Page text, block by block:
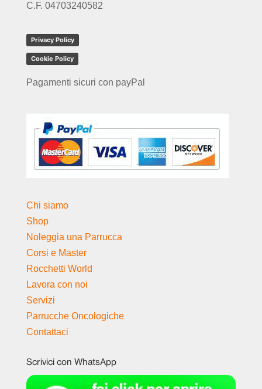
C.F. 04703240582
Privacy Policy
Cookie Policy
Pagamenti sicuri con payPal
Chi siamo
Shop
Noleggia una Parrucca
Corsi e Master
Rocchetti World
Lavora con noi
Servizi
Parrucche Oncologiche
Contattaci
Scrivici con WhatsApp